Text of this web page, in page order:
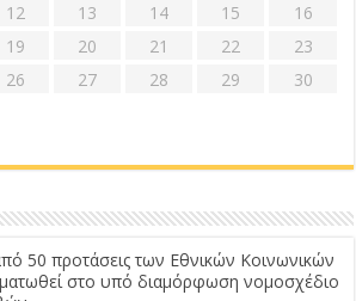
12 13 14 15
16
19 20 21 22
23
26 27 28 29
30
50 προτάσεις των Εθνικών Κοινωνικών
στο υπό διαμόρφωση νομοσχέδιο